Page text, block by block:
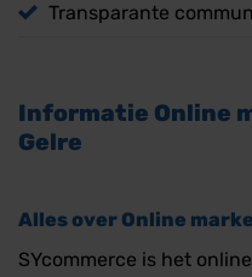
Transparante
Informatie Online
Gelre
Alles over Online
SYcommerce is het